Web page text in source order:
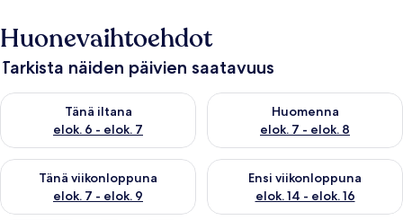
Huonevaihtoehdot
Tarkista näiden päivien saatavuus
Tänä iltana
elok. 6 - elok. 7
Tarkista tämän illan saatavuus elok. 6 - elok. 7
Huomenna
elok. 7 - elok. 8
Tarkista huomisen saatavuus
Tänä viikonloppuna
elok. 7 - elok. 9
Tarkista tämän viikonlopun saatavuus elok. 7 - elok. 9
Ensi viikonloppuna
elok. 14 - elok. 16
Tarkista ensi viikonlopun